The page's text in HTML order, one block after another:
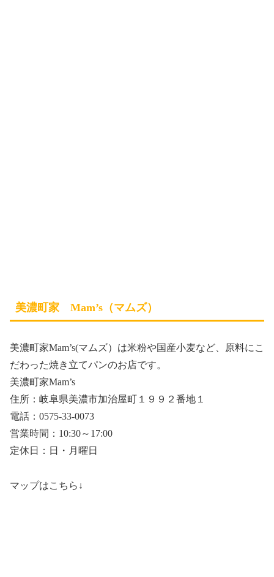
美濃町家 Mam’s（マムズ）
美濃町家Mam’s(マムズ）は米粉や国産小麦など、原料にこ
だわった焼き立てパンのお店です。
美濃町家Mam’s
住所：岐阜県美濃市加治屋町１９９２番地１
電話：0575-33-0073
営業時間：10:30～17:00
定休日：日・月曜日
マップはこちら↓